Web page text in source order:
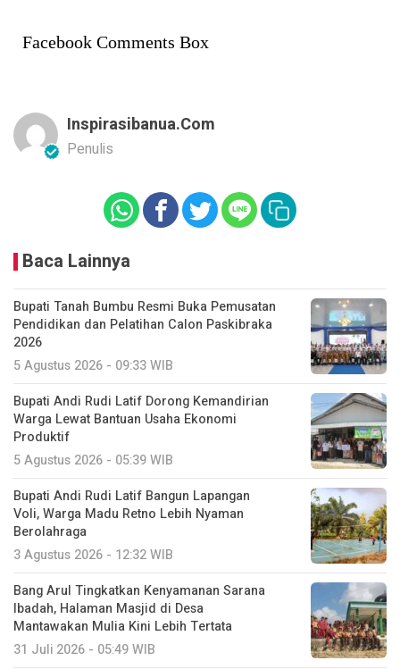
Facebook Comments Box
Inspirasibanua.com
Penulis
Baca Lainnya
Bupati Tanah Bumbu Resmi Buka Pemusatan
Pendidikan dan Pelatihan Calon Paskibraka
2026
5 Agustus 2026 - 09:33 WIB
Bupati Andi Rudi Latif Dorong Kemandirian
Warga Lewat Bantuan Usaha Ekonomi
Produktif
5 Agustus 2026 - 05:39 WIB
Bupati Andi Rudi Latif Bangun Lapangan
Voli, Warga Madu Retno Lebih Nyaman
Berolahraga
3 Agustus 2026 - 12:32 WIB
Bang Arul Tingkatkan Kenyamanan Sarana
Ibadah, Halaman Masjid di Desa
Mantawakan Mulia Kini Lebih Tertata
31 Juli 2026 - 05:49 WIB